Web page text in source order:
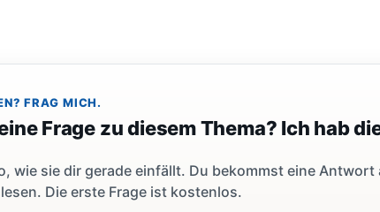
FRAG MICH.
Frage zu diesem Thema? Ich hab
wie sie dir gerade einfällt. Du bekommst eine
Die erste Frage ist kostenlos.